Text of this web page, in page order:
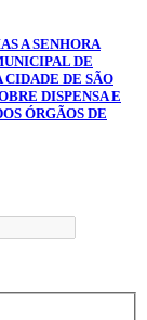
A SENHORA
DE
CIDADE DE SÃO
DISPENSA E
ÓRGÃOS DE